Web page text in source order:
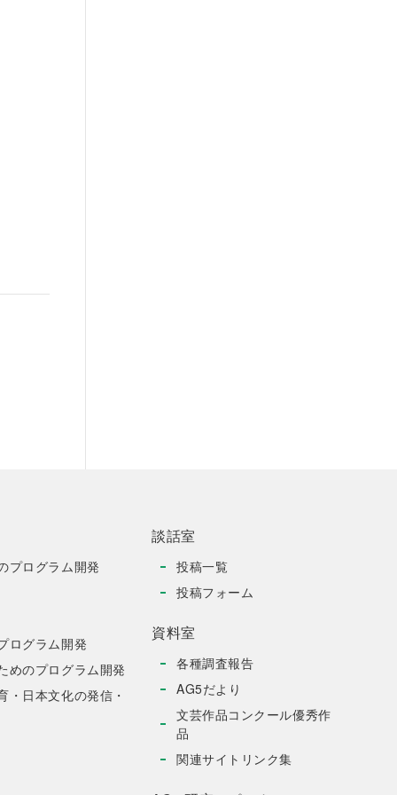
プログラム開発
ログラム開発
めのプログラム開発
・日本文化の発信・
談話室
投稿一覧
投稿フォーム
資料室
各種調査報告
AG5だより
文芸作品コンクール優秀作
品
関連サイトリンク集